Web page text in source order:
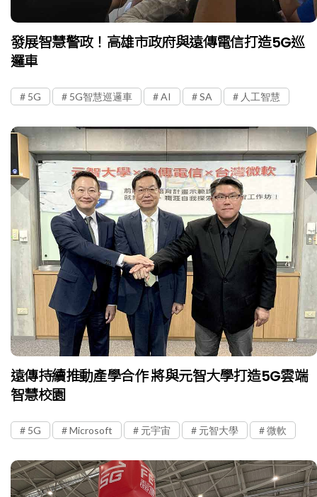
發展智慧警政！高雄市政府與遠傳電信打造5G巡
邏車
5G 5G智慧巡邏車 AI SA 人工智慧
遠傳持續推動產學合作 將與元智大學打造5G雲端
智慧校園
5G Microsoft 元宇宙 元智大學 微軟